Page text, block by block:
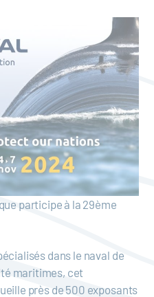
participe à la 29ème
dans le naval de
maritimes, cet
près de 500 exposants